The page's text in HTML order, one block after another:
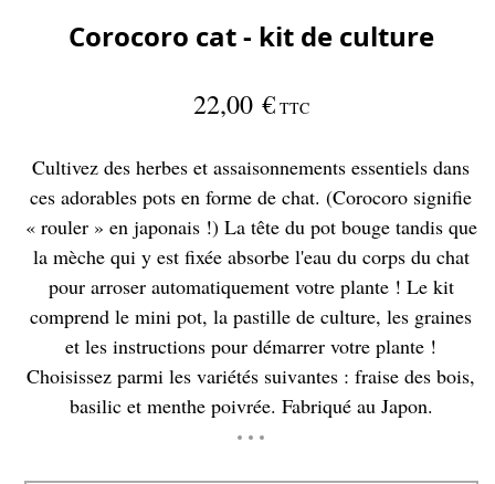
Corocoro cat - kit de culture
22,00 € TTC
Cultivez des herbes et assaisonnements essentiels dans
ces adorables pots en forme de chat. (Corocoro signifie
« rouler » en japonais !) La tête du pot bouge tandis que
la mèche qui y est fixée absorbe l'eau du corps du chat
pour arroser automatiquement votre plante ! Le kit
comprend le mini pot, la pastille de culture, les graines
et les instructions pour démarrer votre plante !
Choisissez parmi les variétés suivantes : fraise des bois,
basilic et menthe poivrée. Fabriqué au Japon.